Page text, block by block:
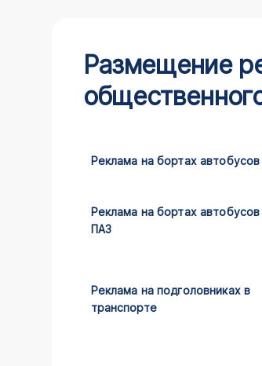
Размещение
Реклама на бортах автобусов
Реклама на бортах автобусов
ПАЗ
Реклама на подголовниках в
транспорте